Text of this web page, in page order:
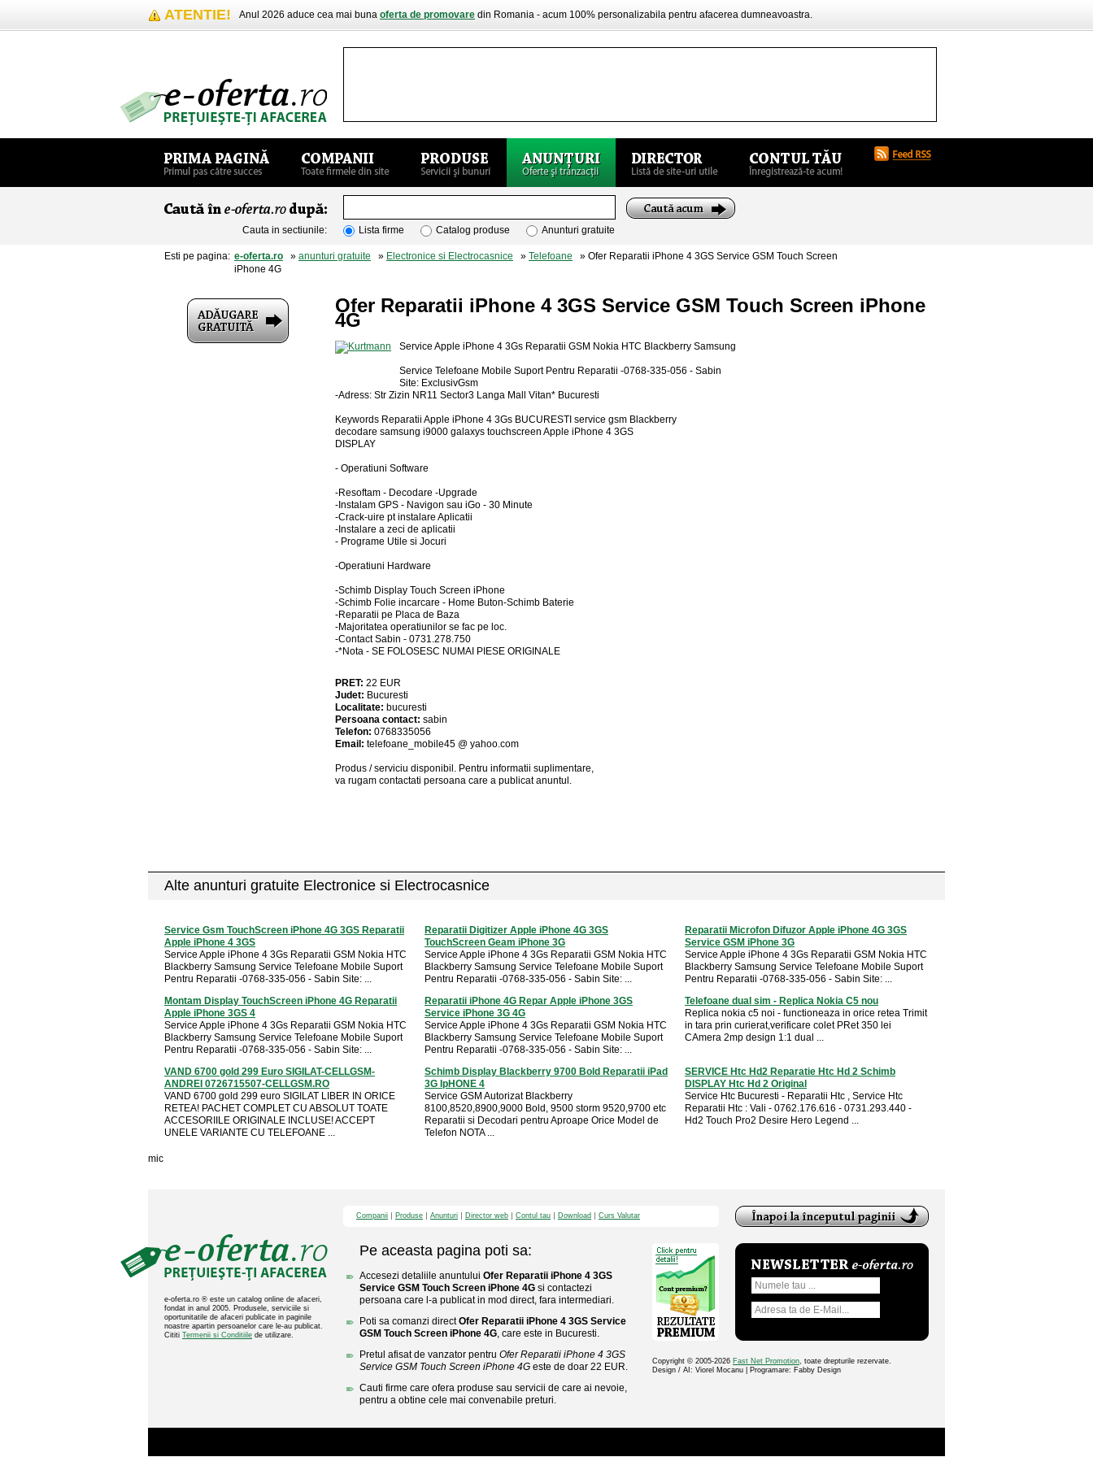
ATENTIE! Anul 2026 aduce cea mai buna oferta de promovare din Romania - acum 100% personalizabila pentru afacerea dumneavoastra.
Cauta in sectiunile: Lista firme Catalog produse Anunturi gratuite
Esti pe pagina: e-oferta.ro » anunturi gratuite » Electronice si Electrocasnice » Telefoane » Ofer Reparatii iPhone 4 3GS Service GSM Touch Screen
iPhone 4G
Ofer Reparatii iPhone 4 3GS Service GSM Touch Screen iPhone
4G
Service Apple iPhone 4 3Gs Reparatii GSM Nokia HTC Blackberry Samsung
Service Telefoane Mobile Suport Pentru Reparatii -0768-335-056 - Sabin
Site: ExclusivGsm
-Adress: Str Zizin NR11 Sector3 Langa Mall Vitan* Bucuresti
Keywords Reparatii Apple iPhone 4 3Gs BUCURESTI service gsm Blackberry
decodare samsung i9000 galaxys touchscreen Apple iPhone 4 3GS
DISPLAY
- Operatiuni Software
-Resoftam - Decodare -Upgrade
-Instalam GPS - Navigon sau iGo - 30 Minute
-Crack-uire pt instalare Aplicatii
-Instalare a zeci de aplicatii
- Programe Utile si Jocuri
-Operatiuni Hardware
-Schimb Display Touch Screen iPhone
-Schimb Folie incarcare - Home Buton-Schimb Baterie
-Reparatii pe Placa de Baza
-Majoritatea operatiunilor se fac pe loc.
-Contact Sabin - 0731.278.750
-*Nota - SE FOLOSESC NUMAI PIESE ORIGINALE
PRET: 22 EUR
Judet: Bucuresti
Localitate: bucuresti
Persoana contact: sabin
Telefon: 0768335056
Email: telefoane_mobile45 @ yahoo.com
Produs / serviciu disponibil . Pentru informatii suplimentare,
va rugam contactati persoana care a publicat anuntul.
Alte anunturi gratuite Electronice si Electrocasnice
Service Gsm TouchScreen iPhone 4G 3GS Reparatii
Apple iPhone 4 3GS
Service Apple iPhone 4 3Gs Reparatii GSM Nokia HTC
Blackberry Samsung Service Telefoane Mobile Suport
Pentru Reparatii -0768-335-056 - Sabin Site: ...
Reparatii Digitizer Apple iPhone 4G 3GS
TouchScreen Geam iPhone 3G
Service Apple iPhone 4 3Gs Reparatii GSM Nokia HTC
Blackberry Samsung Service Telefoane Mobile Suport
Pentru Reparatii -0768-335-056 - Sabin Site: ...
Reparatii Microfon Difuzor Apple iPhone 4G 3GS
Service GSM iPhone 3G
Service Apple iPhone 4 3Gs Reparatii GSM Nokia HTC
Blackberry Samsung Service Telefoane Mobile Suport
Pentru Reparatii -0768-335-056 - Sabin Site: ...
Montam Display TouchScreen iPhone 4G Reparatii
Apple iPhone 3GS 4
Service Apple iPhone 4 3Gs Reparatii GSM Nokia HTC
Blackberry Samsung Service Telefoane Mobile Suport
Pentru Reparatii -0768-335-056 - Sabin Site: ...
Reparatii iPhone 4G Repar Apple iPhone 3GS
Service iPhone 3G 4G
Service Apple iPhone 4 3Gs Reparatii GSM Nokia HTC
Blackberry Samsung Service Telefoane Mobile Suport
Pentru Reparatii -0768-335-056 - Sabin Site: ...
Telefoane dual sim - Replica Nokia C5 nou
Replica nokia c5 noi - functioneaza in orice retea Trimit
in tara prin curierat,verificare colet PRet 350 lei
CAmera 2mp design 1:1 dual ...
VAND 6700 gold 299 Euro SIGILAT-CELLGSM-
ANDREI 0726715507-CELLGSM.RO
VAND 6700 gold 299 euro SIGILAT LIBER IN ORICE
RETEA! PACHET COMPLET CU ABSOLUT TOATE
ACCESORIILE ORIGINALE INCLUSE! ACCEPT
UNELE VARIANTE CU TELEFOANE ...
Schimb Display Blackberry 9700 Bold Reparatii iPad
3G IpHONE 4
Service GSM Autorizat Blackberry
8100,8520,8900,9000 Bold, 9500 storm 9520,9700 etc
Reparatii si Decodari pentru Aproape Orice Model de
Telefon NOTA ...
SERVICE Htc Hd2 Reparatie Htc Hd 2 Schimb
DISPLAY Htc Hd 2 Original
Service Htc Bucuresti - Reparatii Htc , Service Htc
Reparatii Htc : Vali - 0762.176.616 - 0731.293.440 -
Hd2 Touch Pro2 Desire Hero Legend ...
mic
e-oferta.ro ® este un catalog online de afaceri,
fondat in anul 2005. Produsele, serviciile si
oportunitatile de afaceri publicate in paginile
noastre apartin persoanelor care le-au publicat.
Cititi Termenii si Conditiile de utilizare.
Companii Produse Anunturi Director web Contul tau Download Curs Valutar
Pe aceasta pagina poti sa:
Accesezi detaliile anuntului Ofer Reparatii iPhone 4 3GS
Service GSM Touch Screen iPhone 4G si contactezi
persoana care l-a publicat in mod direct, fara intermediari.
Poti sa comanzi directOfer Reparatii iPhone 4 3GS Service
GSM Touch Screen iPhone 4G, care este in Bucuresti.
Pretul afisat de vanzator pentru Ofer Reparatii iPhone 4 3GS
Service GSM Touch Screen iPhone 4G este de doar 22 EUR.
Cauti firme care ofera produse sau servicii de care ai nevoie,
pentru a obtine cele mai convenabile preturi.
Copyright © 2005-2026 Fast Net Promotion, toate drepturile rezervate.
Design / AI: Viorel Mocanu | Programare: Fabby Design